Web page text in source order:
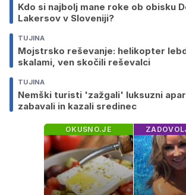
Kdo si najbolj mane roke ob obisku
Lakersov v Sloveniji?
TUJINA
Mojstrsko reševanje: helikopter
skalami, ven skočili reševalci
TUJINA
Nemški turisti 'zažgali' luksuzni
zabavali in kazali sredinec
OKUSNO.JE